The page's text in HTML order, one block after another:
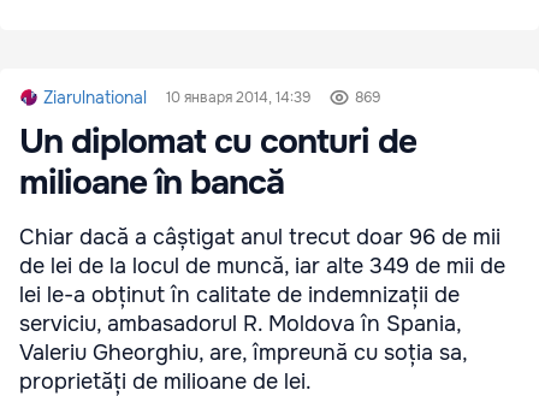
Ziarulnational 10 января 2014, 14:39 869
Un diplomat cu conturi de
milioane în bancă
Chiar dacă a câștigat anul trecut doar 96 de mii
de lei de la locul de muncă, iar alte 349 de mii de
lei le-a obținut în calitate de indemnizații de
serviciu, ambasadorul R. Moldova în Spania,
Valeriu Gheorghiu, are, împreună cu soția sa,
proprietăți de milioane de lei.